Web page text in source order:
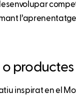
o productes
inspirat en el